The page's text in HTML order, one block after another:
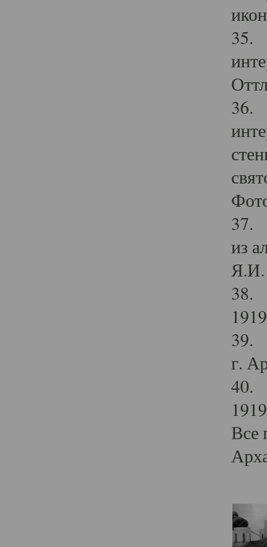
35.
36.
37.
из
Я.И.
38.
39.
г.
40.
Все